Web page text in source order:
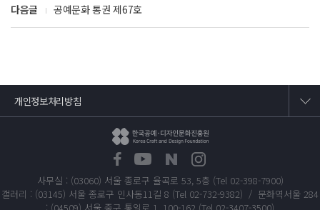
루삭,프란체스코 시메티, CO-MELT, 모나 오렌, 카티야 트
라불시,유디 술리스티요, 재키 청 _ 편집부
청주국제공예공모전 수상작 9: 이시평, 율리아 오버마이어,
키미에 이노, 마테오 크레마드, 리처드 맥베티스, 리지종, 김
임종석, 조은희
Summary
Cheongju Craft Biennale 1999-2025
다음글
공예문화 통권 제67호
개인정보처리방침
사무실 : (03060) 서울 종로구 율곡로 53, 5층 (Tel 02-398-7900)
갤러리 : (03145) 서울 종로구 인사동11길 8 (Tel 02-732-9382) / 문화역서울 284